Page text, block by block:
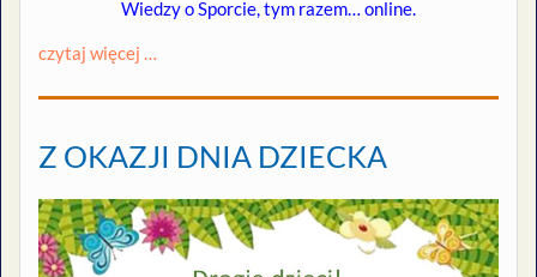
Wiedzy o Sporcie, tym razem… online.
czytaj więcej …
Z OKAZJI DNIA DZIECKA